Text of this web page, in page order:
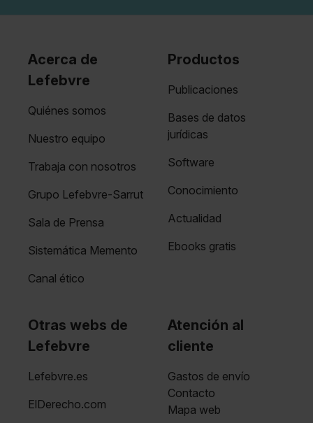
Acerca de
Lefebvre
Quiénes somos
Nuestro equipo
Trabaja con nosotros
Grupo Lefebvre-Sarrut
Sala de Prensa
Sistemática Memento
Canal ético
Productos
Publicaciones
Bases de datos
jurídicas
Software
Conocimiento
Actualidad
Ebooks gratis
Otras webs de
Lefebvre
Lefebvre.es
ElDerecho.com
Atención al
cliente
Gastos de envío
Contacto
Mapa web